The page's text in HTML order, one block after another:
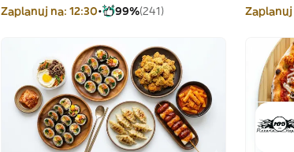
Zaplanuj na: 12:30 99%(241)